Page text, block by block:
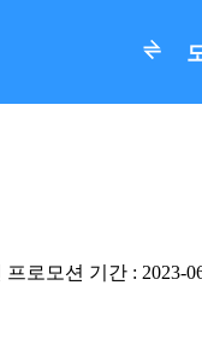
프로모션 기간 : 2023-